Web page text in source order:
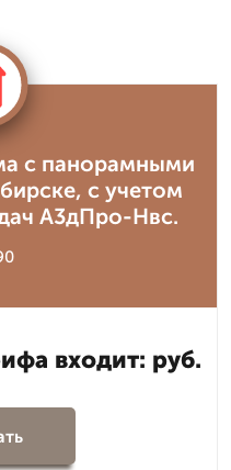
с панорамными
с учетом
А3дПро-Нвс.
входит: руб.